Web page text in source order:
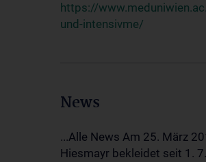
https://
und-intensivme/
News
...Alle News Am 25. März
Hiesmayr bekleidet seit 1.